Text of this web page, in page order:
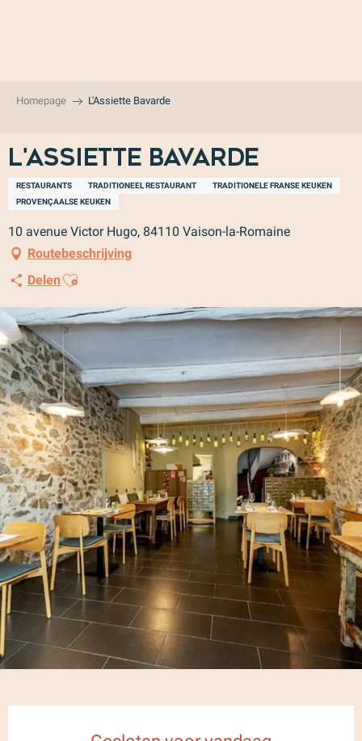
Homepage L'Assiette Bavarde
L'Assiette Bavarde
RESTAURANTS TRADITIONEEL RESTAURANT
TRADITIONELE FRANSE KEUKEN
PROVENÇAALSE KEUKEN
10 avenue Victor Hugo, 84110 Vaison-la-Romaine
Routebeschrijving
Delen Ajouter aux favoris